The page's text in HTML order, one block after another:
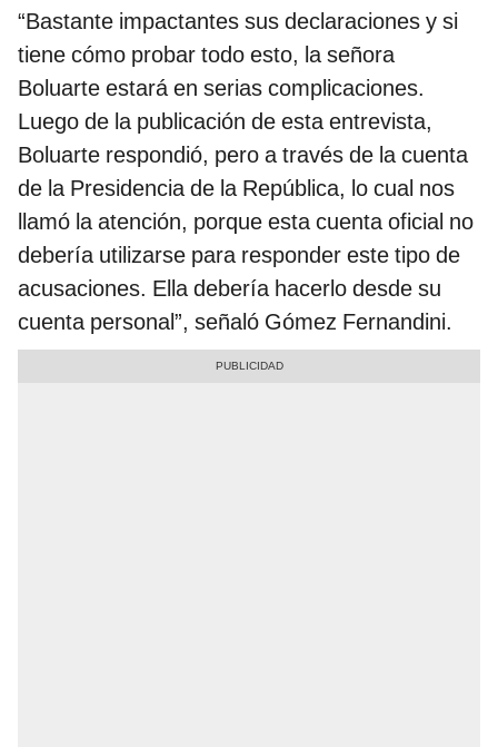
“Bastante impactantes sus declaraciones y si
tiene cómo probar todo esto, la señora
Boluarte estará en serias complicaciones.
Luego de la publicación de esta entrevista,
Boluarte respondió, pero a través de la cuenta
de la Presidencia de la República, lo cual nos
llamó la atención, porque esta cuenta oficial no
debería utilizarse para responder este tipo de
acusaciones. Ella debería hacerlo desde su
cuenta personal”, señaló Gómez Fernandini.